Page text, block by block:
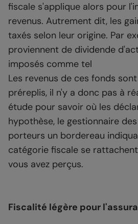
fiscale s'applique alors pour
revenus. Autrement dit, les
taxés selon leur origine. Par
proviennent de dividende
imposés comme tel
Les revenus de ces fonds
préreplis, il n'y a donc pas à
étude pour savoir où les
hypothèse, le gestionnaire
porteurs un bordereau
catégorie fiscale se
vous avez perçus.
Fiscalité légère pour